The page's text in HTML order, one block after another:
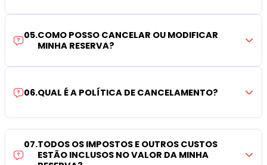
05.COMO POSSO CANCELAR OU MODIFICAR
MINHA RESERVA?
06.QUAL É A POLÍTICA DE CANCELAMENTO?
07.TODOS OS IMPOSTOS E OUTROS CUSTOS
ESTÃO INCLUSOS NO VALOR DA MINHA